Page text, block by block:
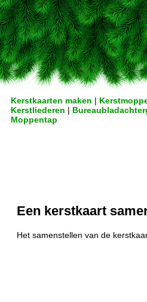
Kerstkaarten maken |
Kerstliederen |
Moppentap
Een kerstkaart
Het samenstellen van de